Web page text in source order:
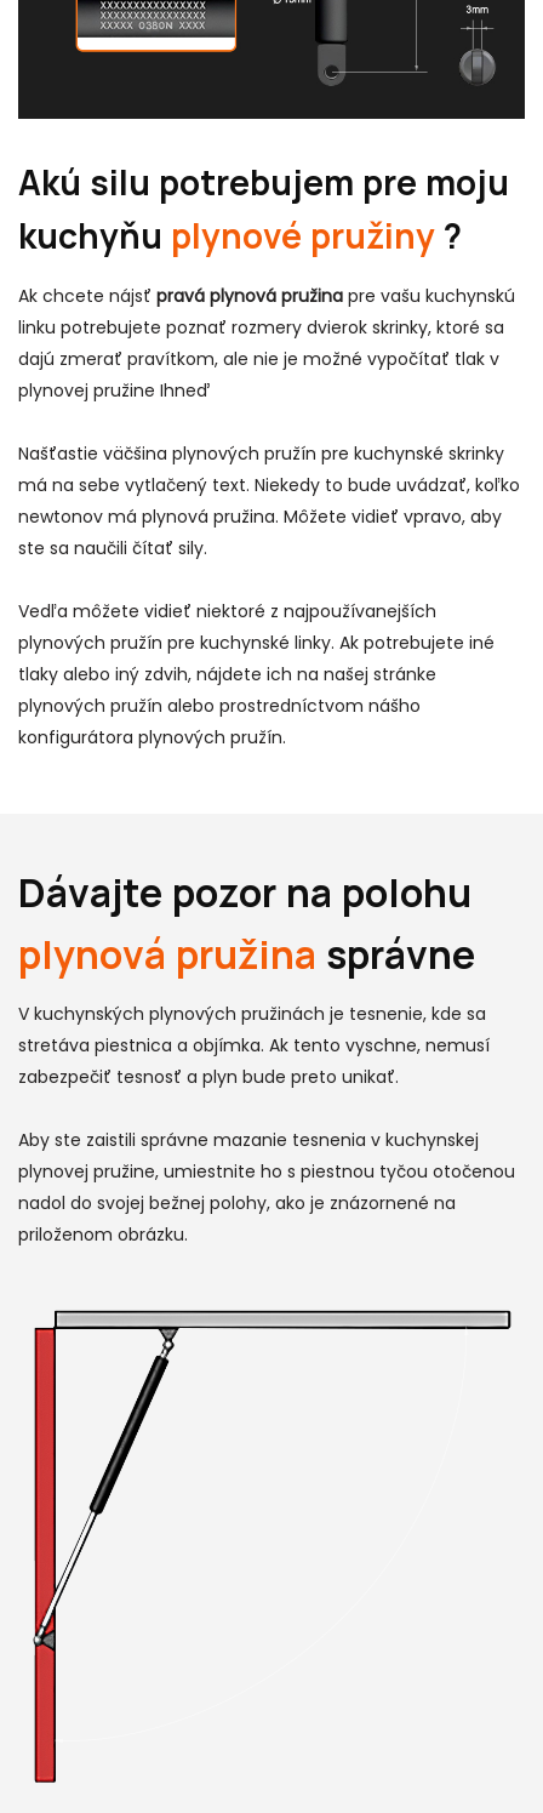
Akú silu potrebujem pre moju
kuchyňu plynové pružiny ?
Ak chcete nájsť pravá plynová pružina pre vašu kuchynskú
linku potrebujete poznať rozmery dvierok skrinky, ktoré sa
dajú zmerať pravítkom, ale nie je možné vypočítať tlak v
plynovej pružine Ihneď
Našťastie väčšina plynových pružín pre kuchynské skrinky
má na sebe vytlačený text. Niekedy to bude uvádzať, koľko
newtonov má plynová pružina. Môžete vidieť vpravo, aby
ste sa naučili čítať sily.
Vedľa môžete vidieť niektoré z najpoužívanejších
plynových pružín pre kuchynské linky. Ak potrebujete iné
tlaky alebo iný zdvih, nájdete ich na našej stránke
plynových pružín alebo prostredníctvom nášho
konfigurátora plynových pružín.
Dávajte pozor na polohu
plynová pružina správne
V kuchynských plynových pružinách je tesnenie, kde sa
stretáva piestnica a objímka. Ak tento vyschne, nemusí
zabezpečiť tesnosť a plyn bude preto unikať.
Aby ste zaistili správne mazanie tesnenia v kuchynskej
plynovej pružine, umiestnite ho s piestnou tyčou otočenou
nadol do svojej bežnej polohy, ako je znázornené na
priloženom obrázku.